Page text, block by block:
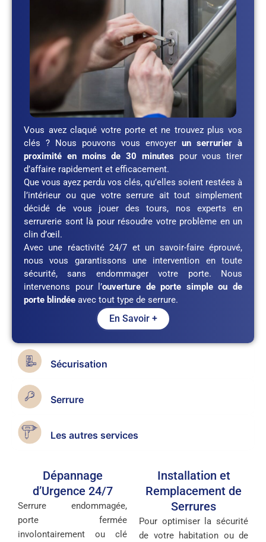
Vous avez claqué votre porte et ne trouvez plus vos
clés ? Nous pouvons vous envoyer un serrurier à
proximité en moins de 30 minutes pour vous tirer
d’affaire rapidement et efficacement.
Que vous ayez perdu vos clés, qu’elles soient restées à
l’intérieur ou que votre serrure ait tout simplement
décidé de vous jouer des tours, nos experts en
serrurerie sont là pour résoudre votre problème en un
clin d’œil.
Avec une réactivité 24/7 et un savoir-faire éprouvé,
nous vous garantissons une intervention en toute
sécurité, sans endommager votre porte. Nous
intervenons pour l’ouverture de porte simple ou de
porte blindée avec tout type de serrure.
En Savoir +
Sécurisation
Serrure
Les autres services
Dépannage
d’Urgence 24/7
Serrure endommagée,
porte fermée
involontairement ou clé
Installation et
Remplacement de
Serrures
Pour optimiser la sécurité
de votre habitation ou de